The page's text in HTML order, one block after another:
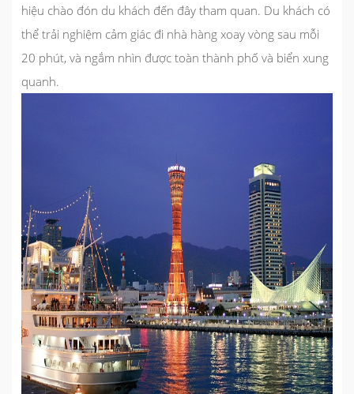
hiệu chào đón du khách đến đây tham quan. Du khách có
thể trải nghiệm cảm giác đi nhà hàng xoay vòng sau mỗi
20 phút, và ngắm nhìn được toàn thành phố và biển xung
quanh.